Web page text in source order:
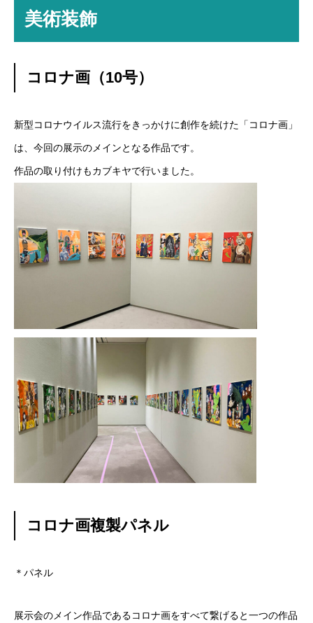
美術装飾
コロナ画（10号）
新型コロナウイルス流行をきっかけに創作を続けた「コロナ画」
は、今回の展示のメインとなる作品です。
作品の取り付けもカブキヤで行いました。
コロナ画複製パネル
＊パネル
展示会のメイン作品であるコロナ画をすべて繋げると一つの作品